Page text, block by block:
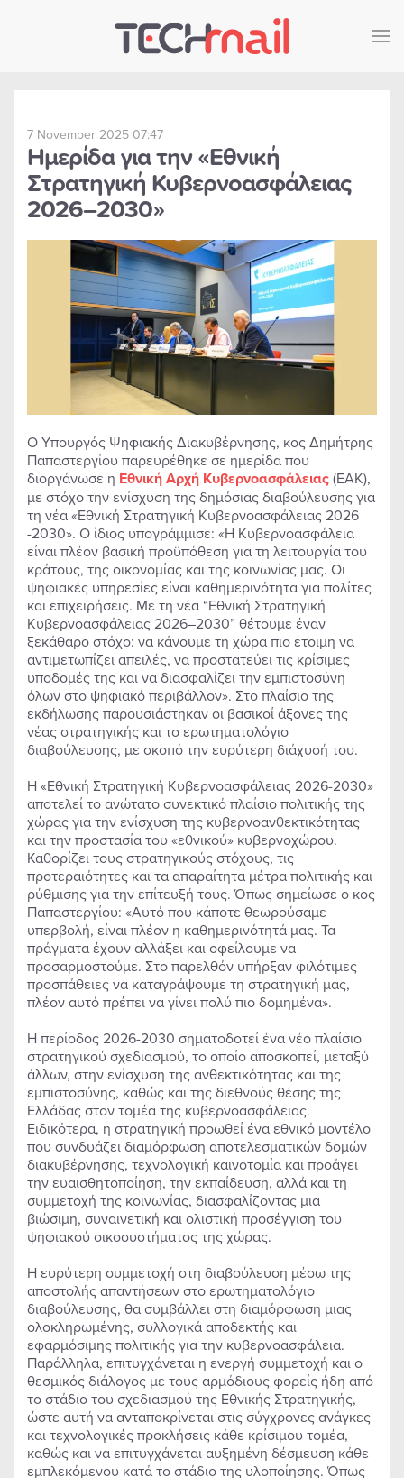
Skip to main content
7 November 2025 07:47
Ημερίδα για την «Εθνική
Στρατηγική Κυβερνοασφάλειας
2026–2030»
Ο Υπουργός Ψηφιακής Διακυβέρνησης, κος Δημήτρης
Παπαστεργίου παρευρέθηκε σε ημερίδα που
διοργάνωσε η Εθνική Αρχή Κυβερνοασφάλειας(ΕΑΚ),
με στόχο την ενίσχυση της δημόσιας διαβούλευσης για
τη νέα «Εθνική Στρατηγική Κυβερνοασφάλειας 2026
-2030». Ο ίδιος υπογράμμισε: «Η Κυβερνοασφάλεια
είναι πλέον βασική προϋπόθεση για τη λειτουργία του
κράτους, της οικονομίας και της κοινωνίας μας. Οι
ψηφιακές υπηρεσίες είναι καθημερινότητα για πολίτες
και επιχειρήσεις. Με τη νέα “Εθνική Στρατηγική
Κυβερνοασφάλειας 2026–2030” θέτουμε έναν
ξεκάθαρο στόχο: να κάνουμε τη χώρα πιο έτοιμη να
αντιμετωπίζει απειλές, να προστατεύει τις κρίσιμες
υποδομές της και να διασφαλίζει την εμπιστοσύνη
όλων στο ψηφιακό περιβάλλον». Στο πλαίσιο της
εκδήλωσης παρουσιάστηκαν οι βασικοί άξονες της
νέας στρατηγικής και το ερωτηματολόγιο
διαβούλευσης, με σκοπό την ευρύτερη διάχυσή του.
Η «Εθνική Στρατηγική Κυβερνοασφάλειας 2026-2030»
αποτελεί το ανώτατο συνεκτικό πλαίσιο πολιτικής της
χώρας για την ενίσχυση της κυβερνοανθεκτικότητας
και την προστασία του «εθνικού» κυβερνοχώρου.
Καθορίζει τους στρατηγικούς στόχους, τις
προτεραιότητες και τα απαραίτητα μέτρα πολιτικής και
ρύθμισης για την επίτευξή τους. Όπως σημείωσε ο κος
Παπαστεργίου: «Αυτό που κάποτε θεωρούσαμε
υπερβολή, είναι πλέον η καθημερινότητά μας. Τα
πράγματα έχουν αλλάξει και οφείλουμε να
προσαρμοστούμε. Στο παρελθόν υπήρξαν φιλότιμες
προσπάθειες να καταγράψουμε τη στρατηγική μας,
πλέον αυτό πρέπει να γίνει πολύ πιο δομημένα».
Η περίοδος 2026-2030 σηματοδοτεί ένα νέο πλαίσιο
στρατηγικού σχεδιασμού, το οποίο αποσκοπεί, μεταξύ
άλλων, στην ενίσχυση της ανθεκτικότητας και της
εμπιστοσύνης, καθώς και της διεθνούς θέσης της
Ελλάδας στον τομέα της κυβερνοασφάλειας.
Ειδικότερα, η στρατηγική προωθεί ένα εθνικό μοντέλο
που συνδυάζει διαμόρφωση αποτελεσματικών δομών
διακυβέρνησης, τεχνολογική καινοτομία και προάγει
την ευαισθητοποίηση, την εκπαίδευση, αλλά και τη
συμμετοχή της κοινωνίας, διασφαλίζοντας μια
βιώσιμη, συναινετική και ολιστική προσέγγιση του
ψηφιακού οικοσυστήματος της χώρας.
Η ευρύτερη συμμετοχή στη διαβούλευση μέσω της
αποστολής απαντήσεων στο ερωτηματολόγιο
διαβούλευσης, θα συμβάλλει στη διαμόρφωση μιας
ολοκληρωμένης, συλλογικά αποδεκτής και
εφαρμόσιμης πολιτικής για την κυβερνοασφάλεια.
Παράλληλα, επιτυγχάνεται η ενεργή συμμετοχή και ο
θεσμικός διάλογος με τους αρμόδιους φορείς ήδη από
το στάδιο του σχεδιασμού της Εθνικής Στρατηγικής,
ώστε αυτή να ανταποκρίνεται στις σύγχρονες ανάγκες
και τεχνολογικές προκλήσεις κάθε κρίσιμου τομέα,
καθώς και να επιτυγχάνεται αυξημένη δέσμευση κάθε
εμπλεκόμενου κατά το στάδιο της υλοποίησης. Όπως